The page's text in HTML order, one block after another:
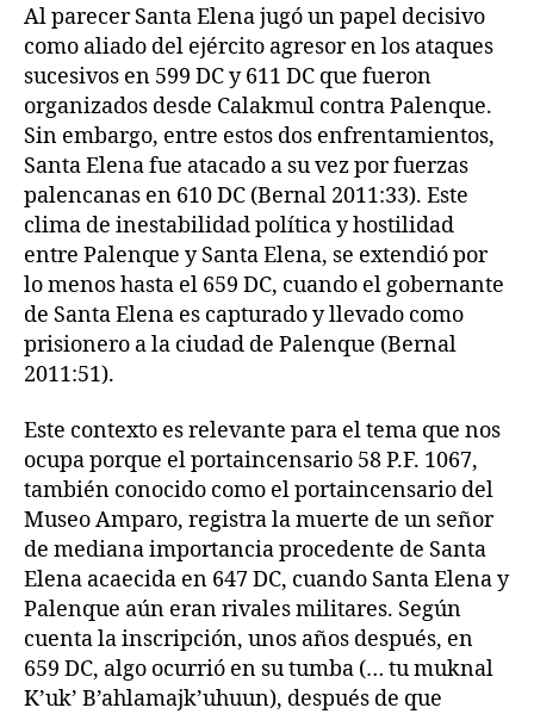
Al parecer Santa Elena jugó un papel decisivo
como aliado del ejército agresor en los ataques
sucesivos en 599 DC y 611 DC que fueron
organizados desde Calakmul contra Palenque.
Sin embargo, entre estos dos enfrentamientos,
Santa Elena fue atacado a su vez por fuerzas
palencanas en 610 DC (Bernal 2011:33). Este
clima de inestabilidad política y hostilidad
entre Palenque y Santa Elena, se extendió por
lo menos hasta el 659 DC, cuando el gobernante
de Santa Elena es capturado y llevado como
prisionero a la ciudad de Palenque (Bernal
2011:51).
Este contexto es relevante para el tema que nos
ocupa porque el portaincensario 58 P.F. 1067,
también conocido como el portaincensario del
Museo Amparo, registra la muerte de un señor
de mediana importancia procedente de Santa
Elena acaecida en 647 DC, cuando Santa Elena y
Palenque aún eran rivales militares. Según
cuenta la inscripción, unos años después, en
659 DC, algo ocurrió en su tumba (… tu muknal
K’uk’ B’ahlamajk’uhuun), después de que